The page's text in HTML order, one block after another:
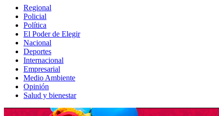
Regional
Policial
Política
El Poder de Elegir
Nacional
Deportes
Internacional
Empresarial
Medio Ambiente
Opinión
Salud y bienestar